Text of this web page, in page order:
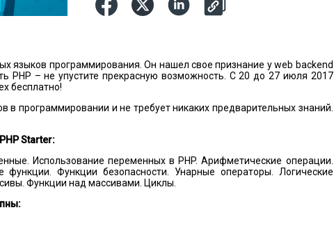
языков программирования. Он нашел свое признание у web backend
PHP – не упустите прекрасную возможность. C 20 до 27 июля 2017
бесплатно!
в программировании и не требует никаких предварительных знаний.
PHPStarter:
Использование переменных в PHP. Арифметические операции.
функции. Функции безопасности. Унарные операторы. Логические
Функции над массивами. Циклы.